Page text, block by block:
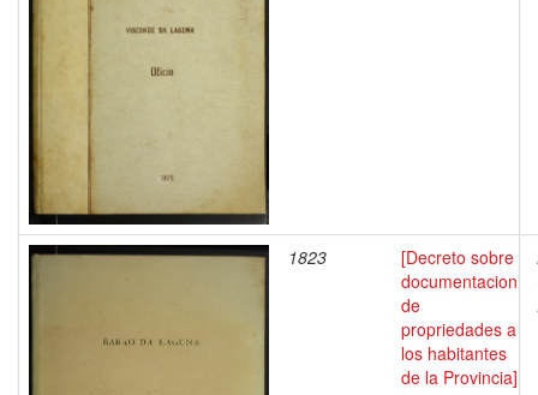
1823
[Decreto sobre
documentacion
de
propriedades a
los habitantes
de la Provincia]